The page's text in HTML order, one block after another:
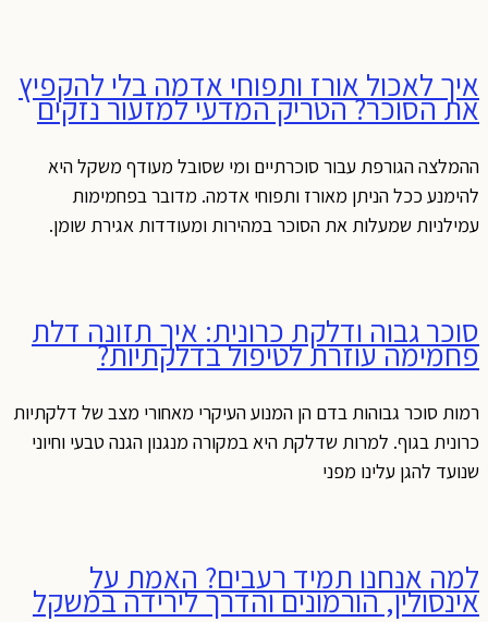
איך לאכול אורז ותפוחי אדמה בלי להקפיץ
את הסוכר? הטריק המדעי למזעור נזקים
ההמלצה הגורפת עבור סוכרתיים ומי שסובל מעודף משקל היא
להימנע ככל הניתן מאורז ותפוחי אדמה. מדובר בפחמימות
עמילניות שמעלות את הסוכר במהירות ומעודדות אגירת שומן.
סוכר גבוה ודלקת כרונית: איך תזונה דלת
פחמימה עוזרת לטיפול בדלקתיות?
רמות סוכר גבוהות בדם הן המנוע העיקרי מאחורי מצב של דלקתיות
כרונית בגוף. למרות שדלקת היא במקורה מנגנון הגנה טבעי וחיוני
שנועד להגן עלינו מפני
למה אנחנו תמיד רעבים? האמת על
אינסולין, הורמונים והדרך לירידה במשקל